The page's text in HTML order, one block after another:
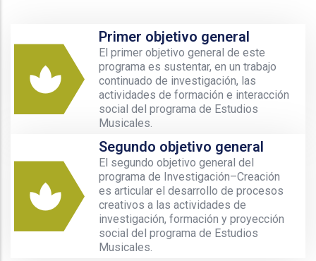
Primer objetivo general
El primer objetivo general de este
programa es sustentar, en un trabajo
continuado de investigación, las
actividades de formación e interacción
social del programa de Estudios
Musicales.
Segundo objetivo general
El segundo objetivo general del
programa de Investigación–Creación
es articular el desarrollo de procesos
creativos a las actividades de
investigación, formación y proyección
social del programa de Estudios
Musicales.